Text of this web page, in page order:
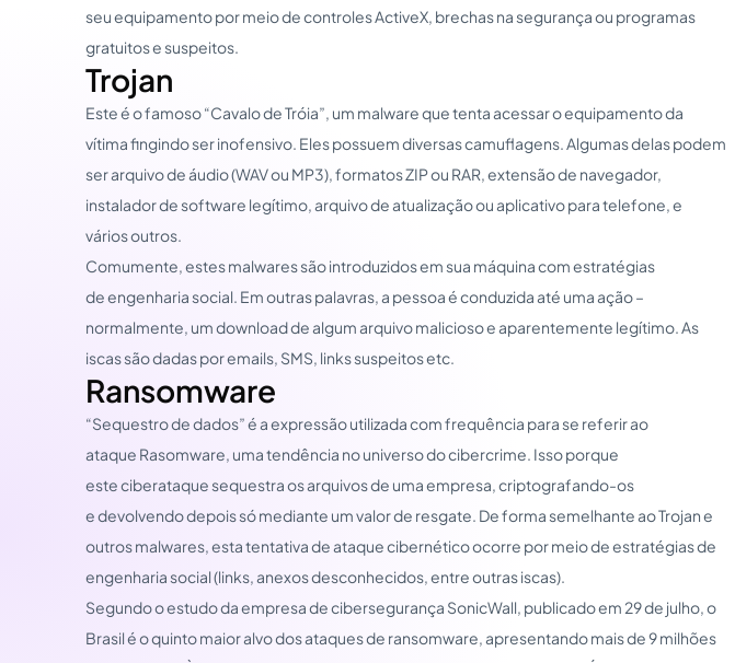
seu equipamento por meio de controles ActiveX, brechas na segurança ou programas
gratuitos e suspeitos.
Trojan
Este é o famoso “Cavalo de Tróia”, um malware que tenta acessar o equipamento da
vítima fingindo ser inofensivo. Eles possuem diversas camuflagens. Algumas delas podem
ser arquivo de áudio (WAV ou MP3), formatos ZIP ou RAR, extensão de navegador,
instalador de software legítimo, arquivo de atualização ou aplicativo para telefone, e
vários outros.
Comumente, estes malwares são introduzidos em sua máquina com estratégias
de engenharia social. Em outras palavras, a pessoa é conduzida até uma ação –
normalmente, um download de algum arquivo malicioso e aparentemente legítimo. As
iscas são dadas por emails, SMS, links suspeitos etc.
Ransomware
“Sequestro de dados” é a expressão utilizada com frequência para se referir ao
ataque Rasomware, uma tendência no universo do cibercrime. Isso porque
este ciberataque sequestra os arquivos de uma empresa, criptografando-os
e devolvendo depois só mediante um valor de resgate. De forma semelhante ao Trojan e
outros malwares, esta tentativa de ataque cibernético ocorre por meio de estratégias de
engenharia social (links, anexos desconhecidos, entre outras iscas).
Segundo o estudo da empresa de cibersegurança SonicWall, publicado em 29 de julho, o
Brasil é o quinto maior alvo dos ataques de ransomware, apresentando mais de 9 milhões